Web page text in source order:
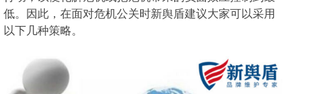
低。因此，在面对危机公关时新舆盾建议大家可以采用
以下几种策略。